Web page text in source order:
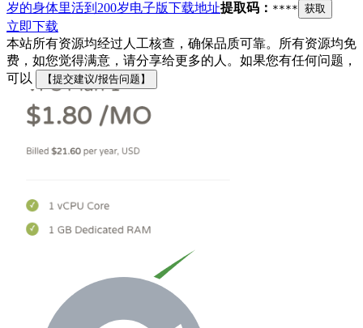
岁的身体里活到200岁电子版下载地址提取码： **** 获取
立即下载
本站所有资源均经过人工核查，确保品质可靠。所有资源均免
费，如您觉得满意，请分享给更多的人。如果您有任何问题，
可以
【提交建议/报告问题】